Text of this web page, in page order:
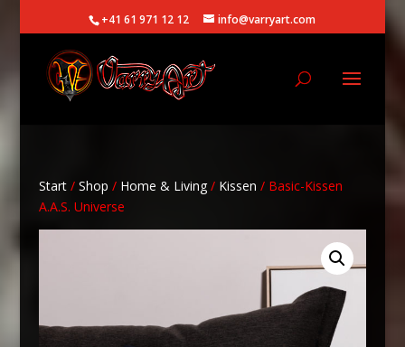
+41 61 971 12 12 info@varryart.com
Start/ Shop / Home & Living/ Kissen / Basic-Kissen
A.A.S. Universe